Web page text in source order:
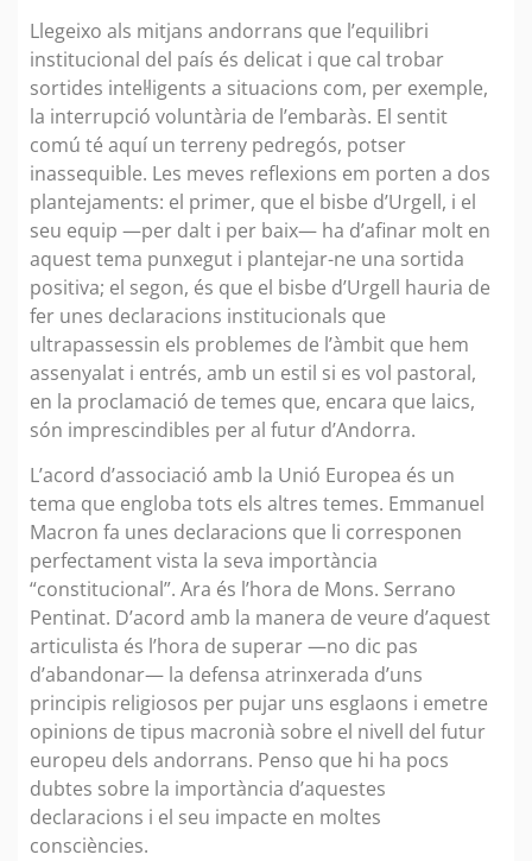
Llegeixo als mitjans andorrans que l’equilibri
institucional del país és delicat i que cal trobar
sortides intel·ligents a situacions com, per exemple,
la interrupció voluntària de l’embaràs. El sentit
comú té aquí un terreny pedregós, potser
inassequible. Les meves reflexions em porten a dos
plantejaments: el primer, que el bisbe d’Urgell, i el
seu equip —per dalt i per baix— ha d’afinar molt en
aquest tema punxegut i plantejar-ne una sortida
positiva; el segon, és que el bisbe d’Urgell hauria de
fer unes declaracions institucionals que
ultrapassessin els problemes de l’àmbit que hem
assenyalat i entrés, amb un estil si es vol pastoral,
en la proclamació de temes que, encara que laics,
són imprescindibles per al futur d’Andorra.
L’acord d’associació amb la Unió Europea és un
tema que engloba tots els altres temes. Emmanuel
Macron fa unes declaracions que li corresponen
perfectament vista la seva importància
“constitucional”. Ara és l’hora de Mons. Serrano
Pentinat. D’acord amb la manera de veure d’aquest
articulista és l’hora de superar —no dic pas
d’abandonar— la defensa atrinxerada d’uns
principis religiosos per pujar uns esglaons i emetre
opinions de tipus macronià sobre el nivell del futur
europeu dels andorrans. Penso que hi ha pocs
dubtes sobre la importància d’aquestes
declaracions i el seu impacte en moltes
consciències.